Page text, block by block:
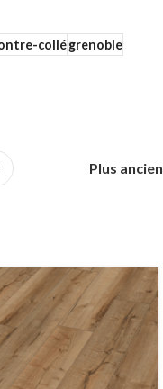
collégrenoble
Plus ancien